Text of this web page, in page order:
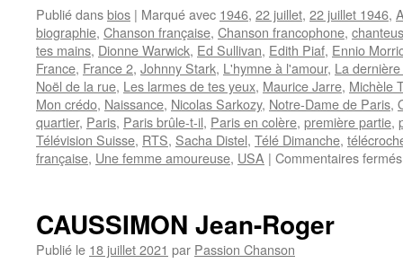
Publié dansbios | Marqué avec 1946, 22 juillet, 22 juillet 1946,
biographie, Chanson française, Chanson francophone,
tes mains, Dionne Warwick, Ed Sullivan, Edith Piaf, Ennio
France, France 2, Johnny Stark, L'hymne à l'amour, La
Noël de la rue, Les larmes de tes yeux, Maurice Jarre, Michèle
Mon crédo, Naissance, Nicolas Sarkozy, Notre-Dame de Paris,
quartier, Paris, Paris brûle-t-il, Paris en colère, première partie,
Télévision Suisse, RTS, Sacha Distel, Télé Dimanche,
française, Une femme amoureuse, USA | Commentaires fermés
CAUSSIMON Jean-Roger
Publié le 18 juillet 2021 par Passion Chanson